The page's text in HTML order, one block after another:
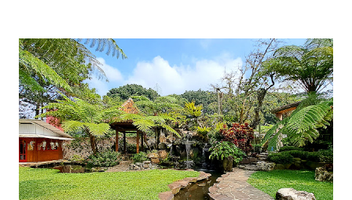
beach party, superhero) akan membuat karyawan lebih
bersemangat dan meningkatkan kehadiran acara. Memperkuat
Budaya dan Pesan Perusahaan: Tema dapat disesuaikan untuk
menyisipkan nilai-nilai, budaya, atau tujuan perusahaan secara
halus agar lebih mudah diterima dan diingat. Menciptakan
Suasana Santai dan Cair: Konsep bertema sering kali mendorong
peserta untuk berinteraksi lebih terbuka, mengurangi batasan